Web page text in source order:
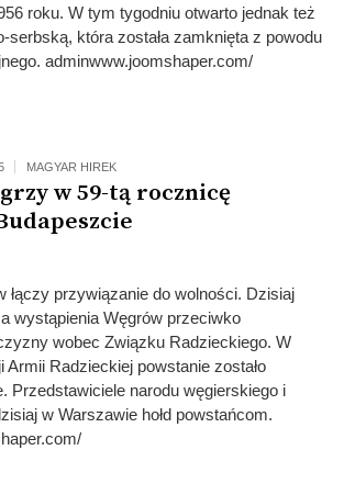
roku. W tym tygodniu otwarto jednak też
serbską, która została zamknięta z powodu
adminwww.joomshaper.com/
MAGYAR HIREK
w 59-tą rocznicę
łączy przywiązanie do wolności. Dzisiaj
wystąpienia Węgrów przeciwko
wobec Związku Radzieckiego. W
Armii Radzieckiej powstanie zostało
Przedstawiciele narodu węgierskiego i
w Warszawie hołd powstańcom.